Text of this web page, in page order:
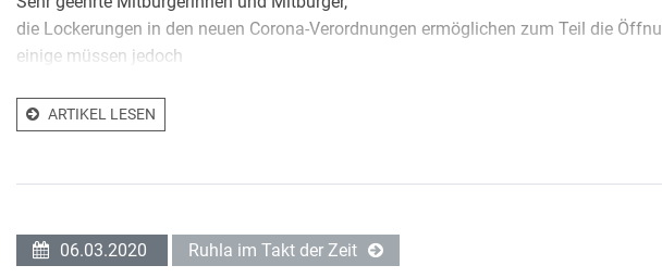
die Lockerungen in den neuen Corona-Verordnungen ermöglichen zum Teil die
einige müssen jedoch
ARTIKEL LESEN
06.03.2020 Ruhla im Takt der Zeit